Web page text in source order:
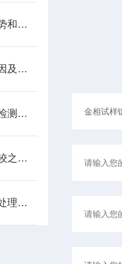
金相图像分析仪其技术优势和功能特点决定了它在材料科学和工业生产中的重要地位
金相图像分析仪发霉的原因及处理
金相图像分析仪较之传统检测方法,优势在哪?
金相图像分析仪使用方法较之传统检测方法的优势
金相图像分析仪基本测量处理功能的总结